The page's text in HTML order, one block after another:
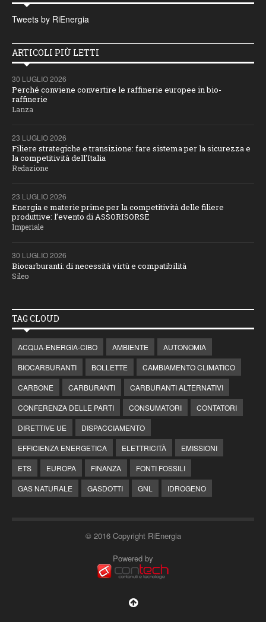
Tweets by RiEnergia
ARTICOLI PIÙ LETTI
30 LUGLIO 2026
Perché conviene convertire le raffinerie europee in bio-
raffinerie
Lanza
23 LUGLIO 2026
Filiere strategiche e transizione: fare sistema per la sicurezza e
la competitività dell'Italia
Redazione
23 LUGLIO 2026
Energia e materie prime per la competitività delle filiere
produttive: l’evento di ASSORISORSE
Imperiale
30 LUGLIO 2026
Biocarburanti: di necessità virtù e compatibilità
Sileo
TAG CLOUD
ACQUA-ENERGIA-CIBO AMBIENTE
AUTONOMIA
BIOCARBURANTI
BOLLETTE
CAMBIAMENTO CLIMATICO
CARBONE
CARBURANTI
CARBURANTI ALTERNATIVI
CONFERENZA DELLE PARTI
CONSUMATORI
CONTATORI
DIRETTIVE UE
DISPACCIAMENTO
EFFICIENZA ENERGETICA
ELETTRICITÀ
EMISSIONI
ETS
EUROPA FINANZA
FONTI FOSSILI
GAS NATURALE
GASDOTTI GNL IDROGENO
© 2016 Copyright RiEnergia
Powered by